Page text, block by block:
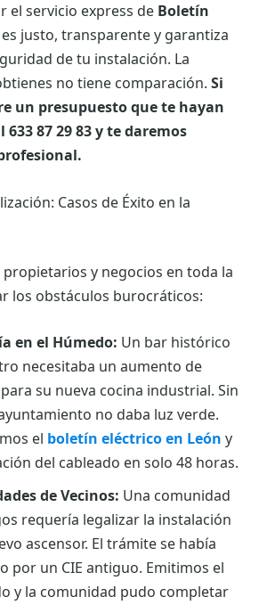
el servicio express de Boletín
es justo, transparente y garantiza
de tu instalación. La
no tiene comparación. Si
un presupuesto que te hayan
87 29 83 y te daremos
Casos de Éxito en la
y negocios en toda la
los obstáculos burocráticos:
en el Húmedo: Un bar histórico
necesitaba un aumento de
su nueva cocina industrial. Sin
no daba luz verde.
el boletín eléctrico en León y
del cableado en solo 48 horas.
de Vecinos: Una comunidad
requería legalizar la instalación
ascensor. El trámite se había
por un CIE antiguo. Emitimos el
y la comunidad pudo completar